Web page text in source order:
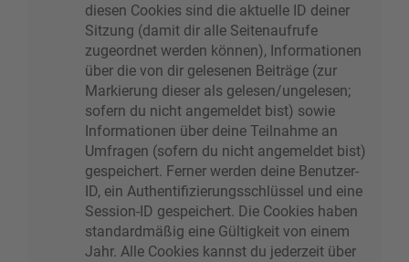
diesen Cookies sind die aktuelle ID deiner
Sitzung (damit dir alle Seitenaufrufe
zugeordnet werden können), Informationen
über die von dir gelesenen Beiträge (zur
Markierung dieser als gelesen/ungelesen;
sofern du nicht angemeldet bist) sowie
Informationen über deine Teilnahme an
Umfragen (sofern du nicht angemeldet bist)
gespeichert. Ferner werden deine Benutzer-
ID, ein Authentifizierungsschlüssel und eine
Session-ID gespeichert. Die Cookies haben
standardmäßig eine Gültigkeit von einem
Jahr. Alle Cookies kannst du jederzeit über